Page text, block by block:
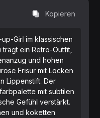
Kopieren
Girl im klassischen
ein Retro-Outfit,
und hohen
Frisur mit Locken
Lippenstift. Der
mit subtilen
Gefühl verstärkt.
und koketten